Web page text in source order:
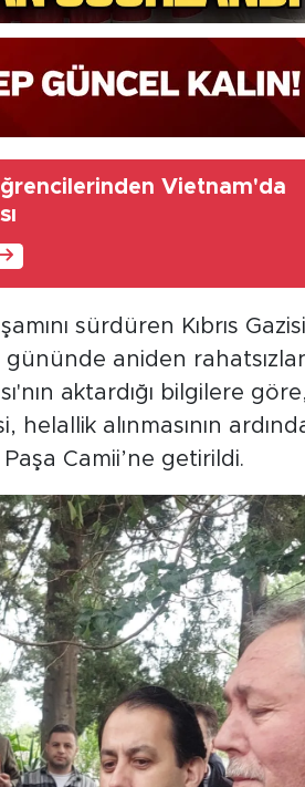
Vietnam'da
sürdüren Kıbrıs
gününde aniden
aktardığı bilgilere
alınmasının
Camii’ne getirildi.